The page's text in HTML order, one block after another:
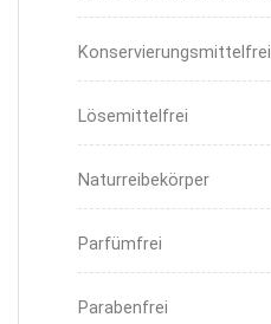
Konservierungsmittelfrei
Lösemittelfrei
Naturreibekörper
Parfümfrei
Parabenfrei